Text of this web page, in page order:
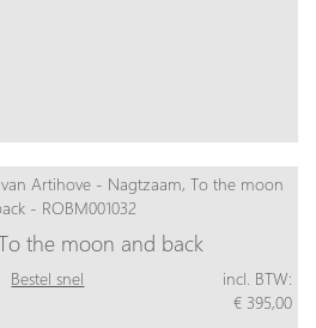
the moon and back
Bestel snel
incl. BTW:
€ 395,00